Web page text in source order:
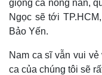
giọng ca nồng nàn,
Ngọc sẽ tới
Bảo Yến.
Nam ca sĩ vẫn vui
ca của chúng tôi sẽ